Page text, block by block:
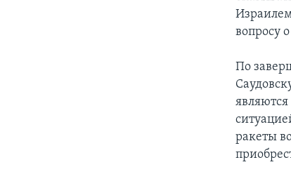
вопросу
По
ракеты